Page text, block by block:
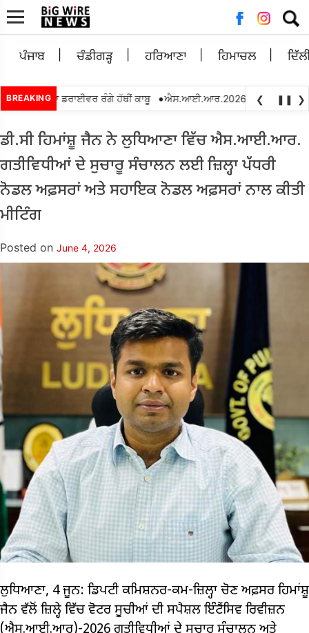
for:
ਪੰਜਾਬ ਚੰਡੀਗੜ੍ਹ ਹਰਿਆਣਾ ਹਿਮਾਚਲ
BREAKINGਲੈਂਦਾ ਡਰਾਈਵਰ ਰੰਗੇ ਹੱਥੀਂ ਕਾਬੂ •ਐਸ.ਆਈ.ਆਰ.2026 ਦੌਰਾਨ ਬੀ.ਐਲ.ਓਜ. ਵਲੋਂ
❮ ❚❚ ❯
ਡੀ.ਸੀ ਹਿਮਾਂਸ਼ੂ ਜੈਨ ਨੇ ਲੁਧਿਆਣਾ ਵਿੱਚ ਐਸ.ਆਈ.ਆਰ.
ਗਤੀਵਿਧੀਆਂ ਦੇ ਸੁਚਾਰੂ ਸੰਚਾਲਨ ਲਈ ਜ਼ਿਲ੍ਹਾ ਪੱਧਰੀ
ਨੋਡਲ ਅਫ਼ਸਰਾਂ ਅਤੇ ਸਹਾਇਕ ਨੋਡਲ ਅਫ਼ਸਰਾਂ ਨਾਲ ਕੀਤੀ
ਮੀਟਿੰਗ
Posted on June 4, 2026
ਲੁਧਿਆਣਾ, 4 ਜੂਨ: ਡਿਪਟੀ ਕਮਿਸ਼ਨਰ-ਕਮ-ਜ਼ਿਲ੍ਹਾ ਚੋਣ ਅਫ਼ਸਰ ਹਿਮਾਂਸ਼ੂ
ਜੈਨ ਵੱਲੋਂ ਜ਼ਿਲ੍ਹੇ ਵਿੱਚ ਵੋਟਰ ਸੂਚੀਆਂ ਦੀ ਸਪੈਸ਼ਲ ਇੰਟੈਂਸਿਵ ਰਿਵੀਜ਼ਨ